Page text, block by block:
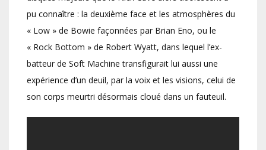
pu connaître : la deuxième face et les atmosphères du
« Low » de Bowie façonnées par Brian Eno, ou le
« Rock Bottom » de Robert Wyatt, dans lequel l’ex-
batteur de Soft Machine transfigurait lui aussi une
expérience d’un deuil, par la voix et les visions, celui de
son corps meurtri désormais cloué dans un fauteuil.